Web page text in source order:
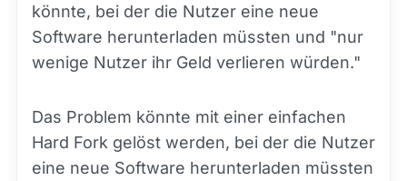
könnte, bei der die Nutzer eine neue
Software herunterladen müssten und "nur
wenige Nutzer ihr Geld verlieren würden."
Das Problem könnte mit einer einfachen
Hard Fork gelöst werden, bei der die Nutzer
eine neue Software herunterladen müssten